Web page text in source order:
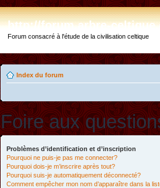
http://forum.arbre-
Forum consacré à l'étude de la civilisation celtique
Index du forum
Foire aux
Problèmes d’identification et d’inscription
Pourquoi ne puis-je pas me connecter?
Pourquoi dois-je m’inscrire après tout?
Pourquoi suis-je automatiquement déconnecté?
Comment empêcher mon nom d’apparaître dans la